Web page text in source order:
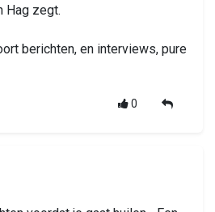
Hag zegt.
berichten, en interviews, pure
0